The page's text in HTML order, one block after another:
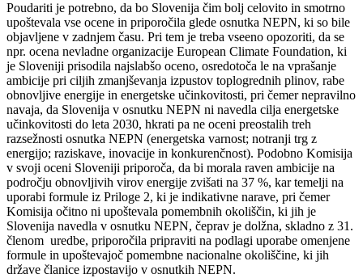
Poudariti je potrebno, da bo Slovenija čim bolj celovito in smotrno
upoštevala vse ocene in priporočila glede osnutka NEPN, ki so bile
objavljene v zadnjem času. Pri tem je treba vseeno opozoriti, da se
npr. ocena nevladne organizacije European Climate Foundation, ki
je Sloveniji prisodila najslabšo oceno, osredotoča le na vprašanje
ambicije pri ciljih zmanjševanja izpustov toplogrednih plinov, rabe
obnovljive energije in energetske učinkovitosti, pri čemer nepravilno
navaja, da Slovenija v osnutku NEPN ni navedla cilja energetske
učinkovitosti do leta 2030, hkrati pa ne oceni preostalih treh
razsežnosti osnutka NEPN (energetska varnost; notranji trg z
energijo; raziskave, inovacije in konkurenčnost). Podobno Komisija
v svoji oceni Sloveniji priporoča, da bi morala raven ambicije na
področju obnovljivih virov energije zvišati na 37 %, kar temelji na
uporabi formule iz Priloge 2, ki je indikativne narave, pri čemer
Komisija očitno ni upoštevala pomembnih okoliščin, ki jih je
Slovenija navedla v osnutku NEPN, čeprav je dolžna, skladno z 31.
členom uredbe, priporočila pripraviti na podlagi uporabe omenjene
formule in upoštevajoč pomembne nacionalne okoliščine, ki jih
države članice izpostavijo v osnutkih NEPN.